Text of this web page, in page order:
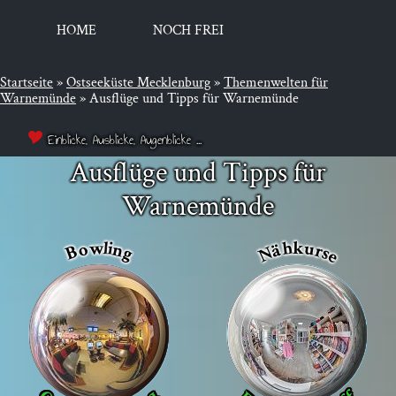
HOME NOCH FREI
Startseite»Ostseeküste Mecklenburg»Themenwelten für
Warnemünde»Ausflüge und Tipps für Warnemünde
Einblicke, Ausblicke, Augenblicke ...
Bowling Nähkurse
Ausflüge und Tipps für
Warnemünde